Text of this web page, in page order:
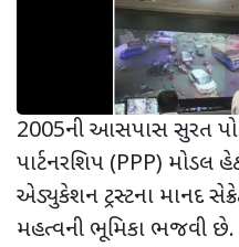
2005ની આસપાસ સુરત
પાર્ટનરશિપ (PPP) મોડલ
એડ્યુકેશન ટ્રસ્ટના માનદ
મહત્વની ભૂમિકા ભજવી છે.